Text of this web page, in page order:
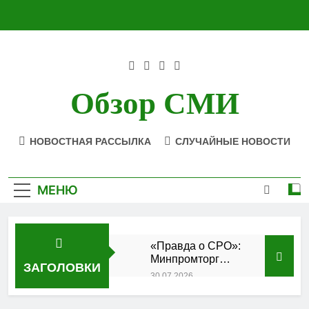
Обзор СМИ
НОВОСТНАЯ РАССЫЛКА СЛУЧАЙНЫЕ НОВОСТИ
МЕНЮ
ЗАГОЛОВКИ
«Правда о СРО»:
Минпромторг
подтвердил
кластера
30.07.2026